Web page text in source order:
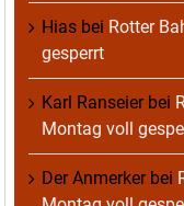
Hias bei Rotter
gesperrt
Karl Ranseierbei
Montag voll
Der Anmerkerbei